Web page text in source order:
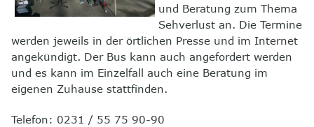
und Beratung zum Thema
Sehverlust an. Die Termine
werden jeweils in der örtlichen Presse und im Internet
angekündigt. Der Bus kann auch angefordert werden
und es kann im Einzelfall auch eine Beratung im
eigenen Zuhause stattfinden.
Telefon: 0231 / 55 75 90-90